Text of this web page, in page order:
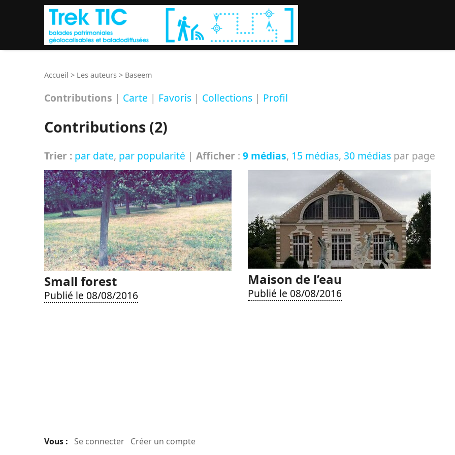
Accueil > Les auteurs > Baseem
Contributions | Carte | Favoris | Collections | Profil
Contributions (2)
Trier : par date, par popularité | Afficher : 9 médias, 15 médias, 30 médias par page
Small forest
Publié le 08/08/2016
Maison de l’eau
Publié le 08/08/2016
Vous : Se connecter Créer un compte